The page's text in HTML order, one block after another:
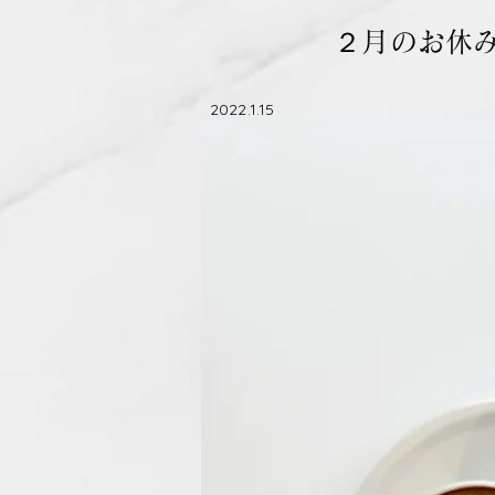
２月のお休
​2022.1.15